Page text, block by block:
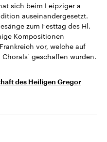
sich beim Leipziger a
auseinandergesetzt.
zum Festtag des Hl.
Kompositionen
vor, welche auf
geschaffen wurden.
des Heiligen Gregor